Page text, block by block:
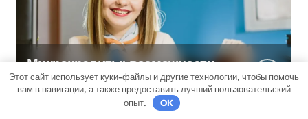
Микрокредиты: возможности
и подводные камни
Этот сайт использует куки-файлы и другие технологии, чтобы помочь
вам в навигации, а также предоставить лучший пользовательский
опыт.
OK